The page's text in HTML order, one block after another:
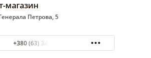
магазин
Петрова, 5
+380 (63) 349-94-90